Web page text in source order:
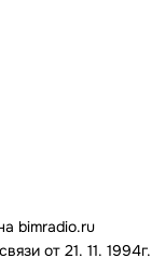
bimradio.ru
от 21. 11. 1994г.